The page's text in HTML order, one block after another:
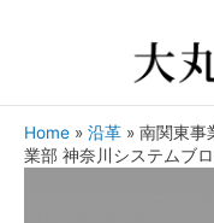
Home » 沿革 » 南関東事
業部 神奈川システムブ